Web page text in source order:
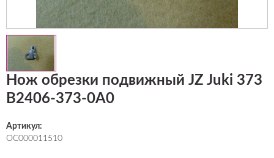
Нож обрезки подвижный JZ Juki 373
B2406-373-0А0
Артикул:
ОС000011510